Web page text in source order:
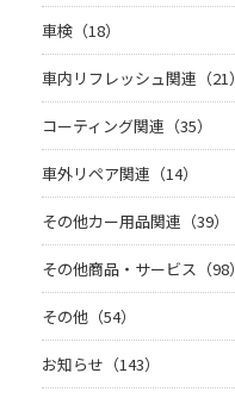
車検（18）
車内リフレッシュ関連（21）
コーティング関連（35）
車外リペア関連（14）
その他カー用品関連（39）
その他商品・サービス（98）
その他（54）
お知らせ（143）